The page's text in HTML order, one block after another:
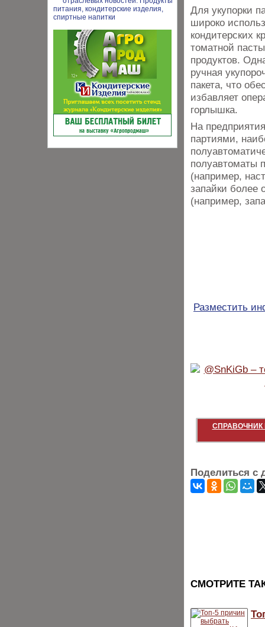
Для укупорки
широко
кондитерских
томатной
продуктов.
ручная
пакета, что
избавляет
горлышка.
На
партиями,
полуавтоматы
(например,
запайки более
(например,
Разместить
СПРАВОЧНИК
Поделиться с
CМОТРИТЕ